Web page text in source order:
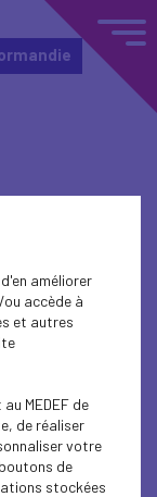
améliorer
accède à
et autres
MEDEF de
de réaliser
votre
de
stockées